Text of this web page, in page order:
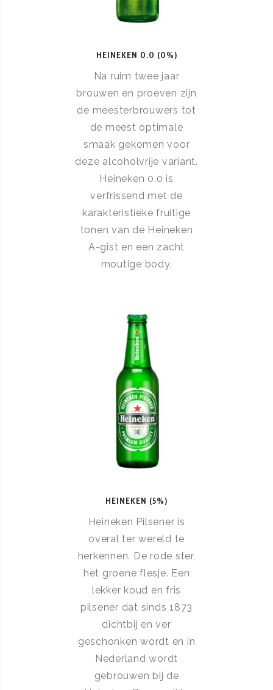
HEINEKEN 0.0 (0%)
Na ruim twee jaar
brouwen en proeven zijn
de meesterbrouwers tot
de meest optimale
smaak gekomen voor
deze alcoholvrije variant.
Heineken 0.0 is
verfrissend met de
karakteristieke fruitige
tonen van de Heineken
A-gist en een zacht
moutige body.
HEINEKEN (5%)
Heineken Pilsener is
overal ter wereld te
herkennen. De rode ster,
het groene flesje. Een
lekker koud en fris
pilsener dat sinds 1873
dichtbij en ver
geschonken wordt en in
Nederland wordt
gebrouwen bij de